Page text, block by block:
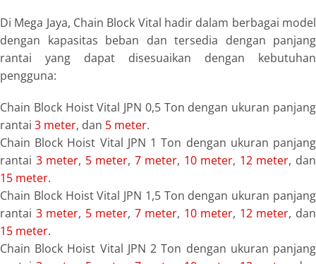
Di Mega Jaya, Chain Block Vital hadir dalam berbagai model
dengan kapasitas beban dan tersedia dengan panjang
rantai yang dapat disesuaikan dengan kebutuhan
pengguna:
Chain Block Hoist Vital JPN 0,5 Ton dengan ukuran panjang
rantai 3 meter, dan 5 meter.
Chain Block Hoist Vital JPN 1 Ton dengan ukuran panjang
rantai 3 meter, 5 meter, 7 meter, 10 meter, 12 meter, dan
15 meter.
Chain Block Hoist Vital JPN 1,5 Ton dengan ukuran panjang
rantai 3 meter, 5 meter, 7 meter, 10 meter, 12 meter, dan
15 meter.
Chain Block Hoist Vital JPN 2 Ton dengan ukuran panjang